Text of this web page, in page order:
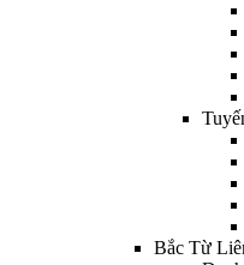
Bắc Từ